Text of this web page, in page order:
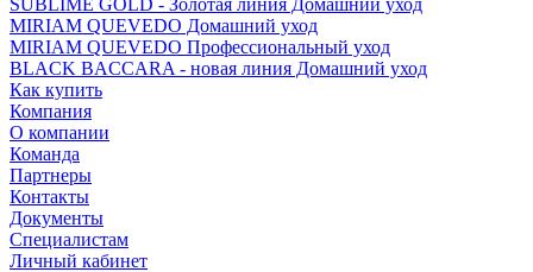
SUBLIME GOLD - Золотая линия Домашний уход
MIRIAM QUEVEDO Домашний уход
MIRIAM QUEVEDO Профессиональный уход
BLACK BACCARA - новая линия Домашний уход
Как купить
Компания
О компании
Команда
Партнеры
Контакты
Документы
Специалистам
Личный кабинет